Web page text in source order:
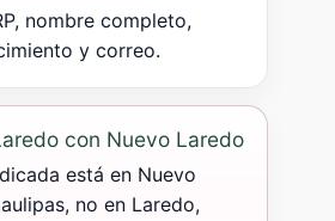
nombre completo,
y correo.
con Nuevo Laredo
está en Nuevo
no en Laredo,